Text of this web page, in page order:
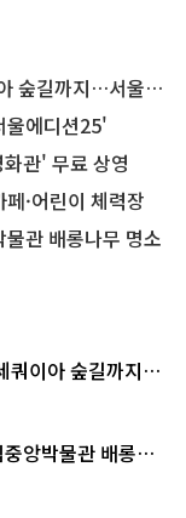
…서울둘레길 15코스
울에디션25'
관' 무료 상영
·어린이 체력장
관 배롱나무 명소
쿼이아 숲길까지…
앙박물관 배롱나